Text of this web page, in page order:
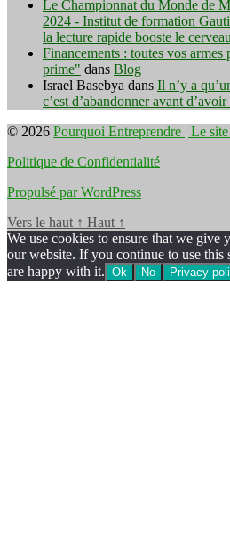
Le Championnat du Monde de
2024 - Institut de formation
la lecture rapide booste le cerveau
Financements : toutes vos
prime" dans Blog
Israel Basebya dans Il n’y a
c’est d’abandonner avant d’avoir
© 2026 Pourquoi Entreprendre | Le
Politique de Confidentialité
Propulsé par WordPress
Vers le haut ↑ Haut ↑
We use cookies to ensure that we give
our website. If you continue to use this
are happy with it. Ok No Privacy